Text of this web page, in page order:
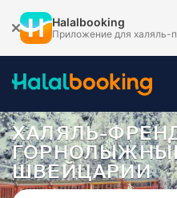
Halalbooking
Приложение для халяль-
ХАЛЯЛЬ-
ШВЕЙЦАРИИ